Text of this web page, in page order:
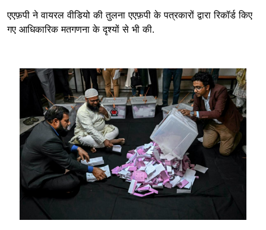
एएफ़पी ने वायरल वीडियो की तुलना एएफ़पी के पत्रकारों द्वारा रिकॉर्ड किए
गए आधिकारिक मतगणना के दृश्यों से भी की.
Image